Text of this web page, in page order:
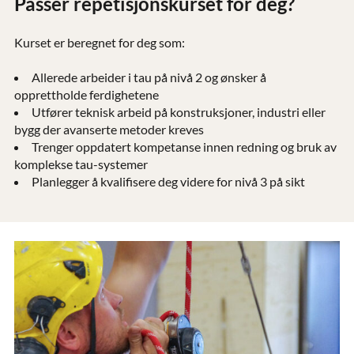
Kurset er beregnet for deg som:
Allerede arbeider i tau på nivå 2 og ønsker å
opprettholde ferdighetene
Utfører teknisk arbeid på konstruksjoner, industri eller
bygg der avanserte metoder kreves
Trenger oppdatert kompetanse innen redning og bruk av
komplekse tau-systemer
Planlegger å kvalifisere deg videre for nivå 3 på sikt